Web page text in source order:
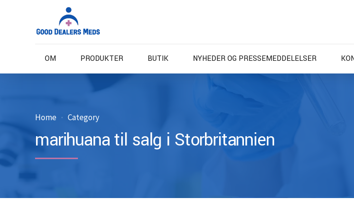
OM PRODUKTER BUTIK NYHEDER OG PRESSEMEDDELELSER
Home Category
marihuana til salg i Storbritannien